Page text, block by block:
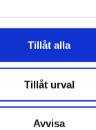
Tillåt alla
Tillåt urval
Avvisa
7, 702 27 Örebro